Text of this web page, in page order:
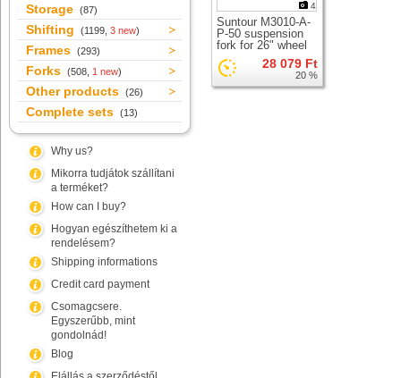
Storage (87)
Shifting (1199, 3 new)
Frames (293)
Forks (508, 1 new)
Other products (26)
Complete sets (13)
Why us?
Mikorra tudjátok szállítani
a terméket?
How can I buy?
Hogyan egészíthetem ki a
rendelésem?
Shipping informations
Credit card payment
Csomagcsere.
Egyszerűbb, mint
gondolnád!
Blog
4
Suntour M3010-A-
P-50 suspension
fork for 26" wheel
28 079 Ft
20 %